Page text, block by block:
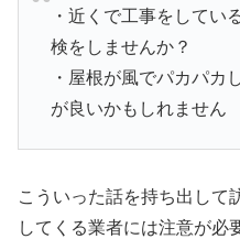
・近くで工事をしてい
検をしませんか？
・屋根が風でパカパカ
が良いかもしれません
こういった話を持ち出して
してくる業者には注意が必